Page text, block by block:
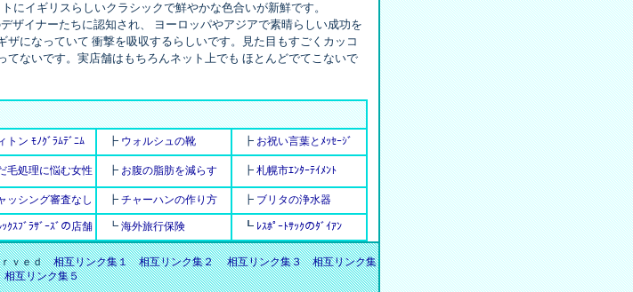
にイギリスらしいクラシックで鮮やかな色合いが新鮮です。
ザイナーたちに認知され、 ヨーロッパやアジアで素晴らしい成功を
になっていて 衝撃を吸収するらしいです。見た目もすごくカッコ
ないです。実店舗はもちろんネット上でも ほとんどでてこないで
トン ﾓﾉｸﾞﾗﾑﾃﾞﾆﾑ ┣ ウォルシュの靴 ┣ お祝い言葉とﾒｯｾｰｼﾞ
毛処理に悩む女性 ┣ お腹の脂肪を減らす ┣ 札幌市ｴﾝﾀｰﾃｲﾒﾝﾄ
ッシング審査なし ┣ チャーハンの作り方 ┣ ブリタの浄水器
ｯｸｽﾌﾞﾗｻﾞｰｽﾞの店舗 ┗ 海外旅行保険 ┗ ﾚｽﾎﾟｰﾄｻｯｸのﾀﾞｲｱﾝ
ｒｖｅｄ相互リンク集１ 相互リンク集２ 相互リンク集３
相互リンク集
相互リンク集５